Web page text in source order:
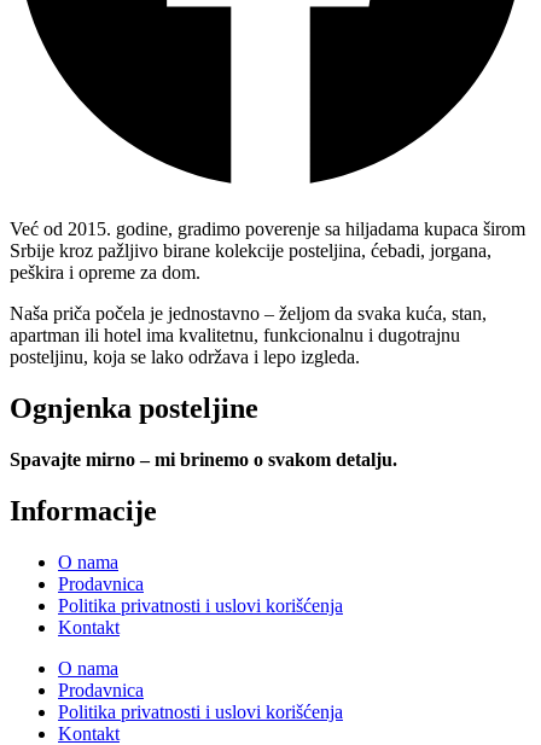
Već od 2015. godine, gradimo poverenje sa hiljadama kupaca širom
Srbije kroz pažljivo birane kolekcije posteljina, ćebadi, jorgana,
peškira i opreme za dom.
Naša priča počela je jednostavno – željom da svaka kuća, stan,
apartman ili hotel ima kvalitetnu, funkcionalnu i dugotrajnu
posteljinu, koja se lako održava i lepo izgleda.
Ognjenka posteljine
Spavajte mirno – mi brinemo o svakom detalju.
Informacije
O nama
Prodavnica
Politika privatnosti i uslovi korišćenja
Kontakt
O nama
Prodavnica
Politika privatnosti i uslovi korišćenja
Kontakt